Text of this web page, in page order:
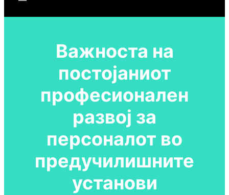
Важноста на
постојаниот
професионален
развој за
персоналот во
предучилишните
установи